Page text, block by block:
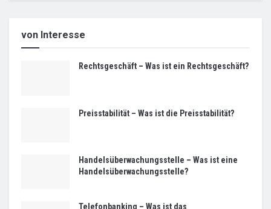
von Interesse
Rechtsgeschäft – Was ist ein Rechtsgeschäft?
Preisstabilität – Was ist die Preisstabilität?
Handelsüberwachungsstelle – Was ist eine
Handelsüberwachungsstelle?
Telefonbanking – Was ist das